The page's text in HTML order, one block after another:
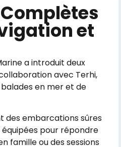
et
a introduit deux
avec Terhi,
en mer et de
des embarcations sûres
pour répondre
famille ou des sessions